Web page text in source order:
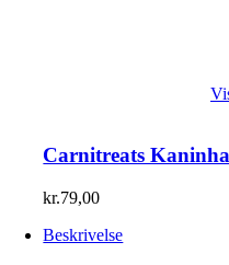
Carnitreats
kr.79,00
Beskrivelse